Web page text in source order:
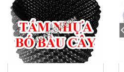
HÌNH
ẢNH
LIÊN